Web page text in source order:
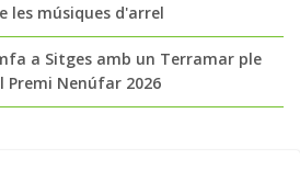
les músiques d'arrel
a Sitges amb un Terramar ple
Premi Nenúfar 2026